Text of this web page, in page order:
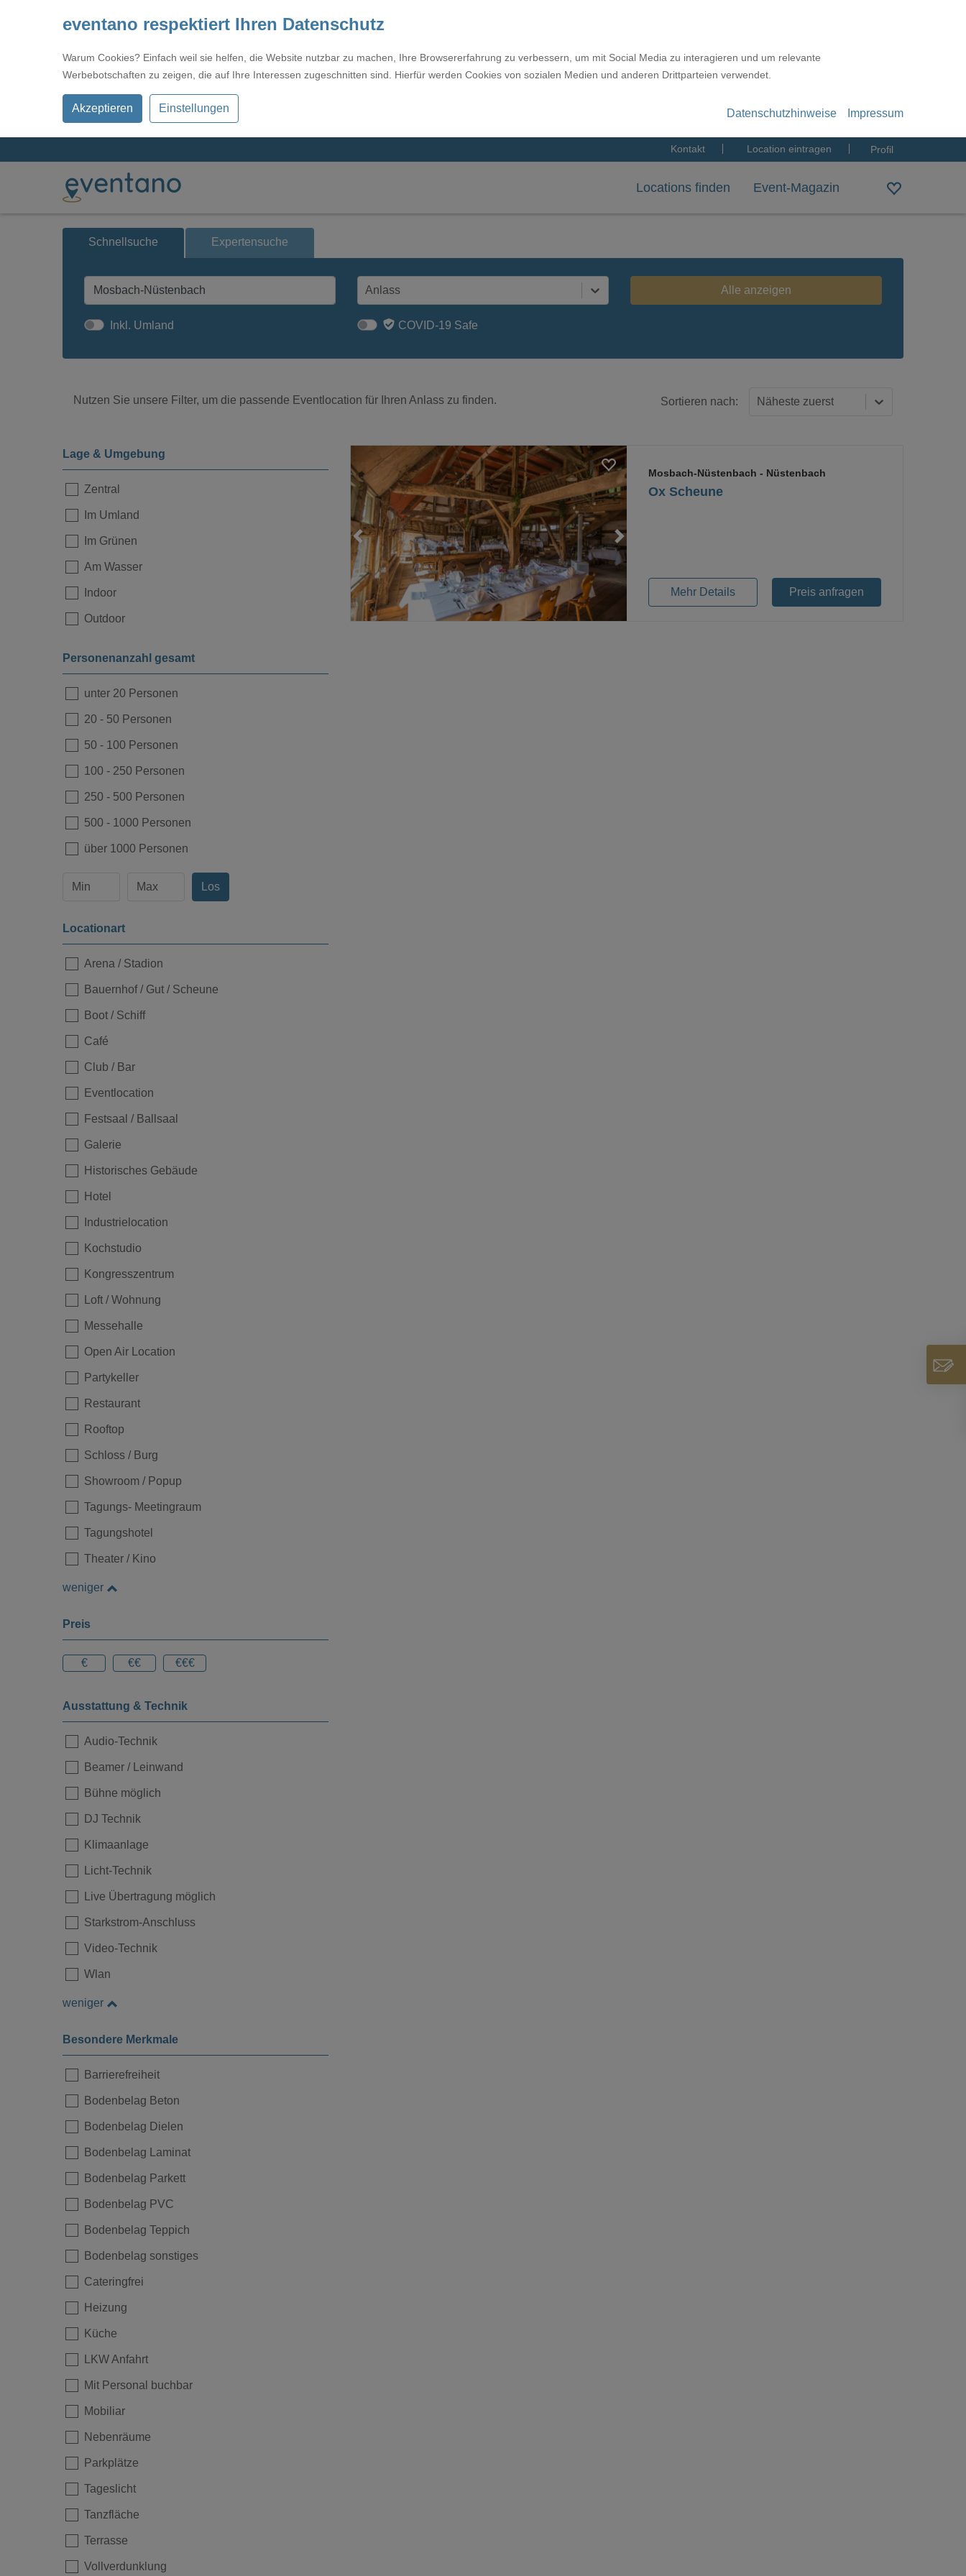
eventano respektiert Ihren Datenschutz
Warum Cookies? Einfach weil sie helfen, die Website nutzbar zu machen, Ihre Browsererfahrung zu verbessern, um mit Social Media zu interagieren und um relevante
Werbebotschaften zu zeigen, die auf Ihre Interessen zugeschnitten sind. Hierfür werden Cookies von sozialen Medien und anderen Drittparteien verwendet.
Akzeptieren Einstellungen Datenschutzhinweise Impressum
Kontakt Location eintragen Profil
Locations finden Event-Magazin
Schnellsuche Expertensuche
Anlass Alle anzeigen
Inkl. Umland COVID-19 Safe
Nutzen Sie unsere Filter, um die passende Eventlocation für Ihren Anlass zu finden. Sortieren nach: Näheste zuerst
Lage & Umgebung
Zentral
Im Umland
Im Grünen
Am Wasser
Indoor
Outdoor
Personenanzahl gesamt
unter 20 Personen
20 - 50 Personen
50 - 100 Personen
100 - 250 Personen
250 - 500 Personen
500 - 1000 Personen
über 1000 Personen
Los
Locationart
Arena / Stadion
Bauernhof / Gut / Scheune
Boot / Schiff
Café
Club / Bar
Eventlocation
Festsaal / Ballsaal
Galerie
Historisches Gebäude
Hotel
Industrielocation
Kochstudio
Kongresszentrum
Loft / Wohnung
Messehalle
Open Air Location
Partykeller
Restaurant
Rooftop
Schloss / Burg
Showroom / Popup
Tagungs- Meetingraum
Tagungshotel
Theater / Kino
weniger
Preis
€ €€ €€€
Ausstattung & Technik
Audio-Technik
Beamer / Leinwand
Bühne möglich
DJ Technik
Klimaanlage
Licht-Technik
Live Übertragung möglich
Starkstrom-Anschluss
Video-Technik
Wlan
weniger
Besondere Merkmale
Barrierefreiheit
Bodenbelag Beton
Bodenbelag Dielen
Bodenbelag Laminat
Bodenbelag Parkett
Bodenbelag PVC
Bodenbelag Teppich
Bodenbelag sonstiges
Cateringfrei
Heizung
Küche
LKW Anfahrt
Mit Personal buchbar
Mobiliar
Nebenräume
Parkplätze
Tageslicht
Tanzfläche
Terrasse
Vollverdunklung
Ox Scheune
Mosbach-Nüstenbach - Nüstenbach
Mehr Details Preis anfragen